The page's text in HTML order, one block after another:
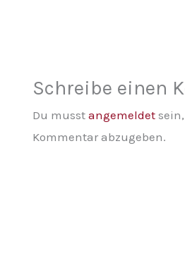
Schreibe einen
Du musst angemeldet
Kommentar abzugeben.